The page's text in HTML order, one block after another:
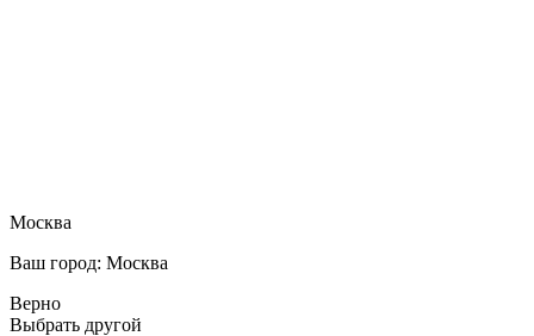
Москва
Ваш город: Москва
Верно
Выбрать другой